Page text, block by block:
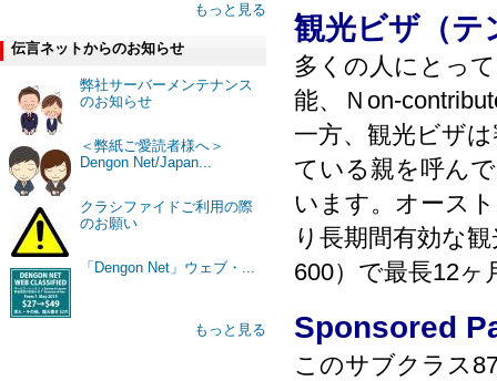
もっと見る
伝言ネットからのお知らせ
弊社サーバーメンテナンス
のお知らせ
＜弊紙ご愛読者様へ＞
Dengon Net/Japan...
クラシファイドご利用の際
のお願い
「Dengon Net」ウェブ・...
もっと見る
観光ビザ（テ
多くの人にとっ
能、Ｎon-
一方、観光ビザ
ている親を呼ん
います。オース
り長期間有効な
600）で最長12
Sponsored
このサブクラス